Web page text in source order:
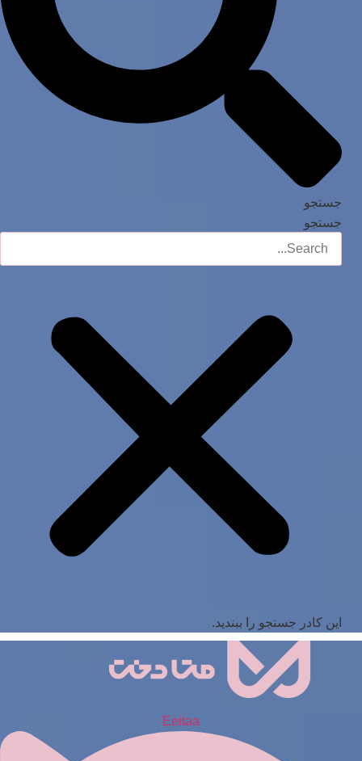
جستجو
جستجو
این کادر جستجو را ببندید.
Eeitaa